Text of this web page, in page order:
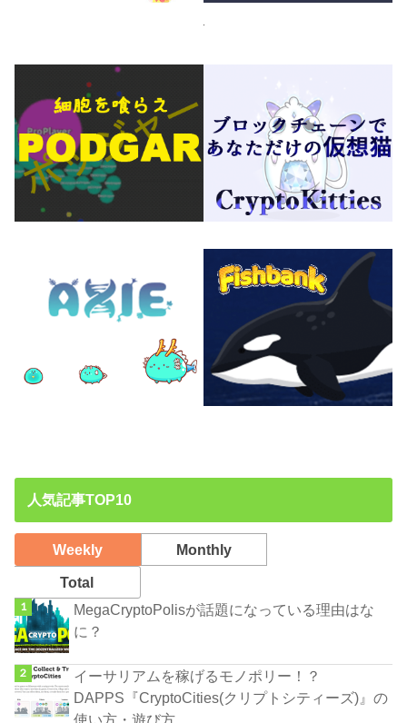
人気記事TOP10
Weekly
Monthly
Total
MegaCryptоPolisが話題になっている理由はな
に？
イーサリアムを稼げるモノポリー！？
DAPPS『CryptoCities(クリプトシティーズ)』の